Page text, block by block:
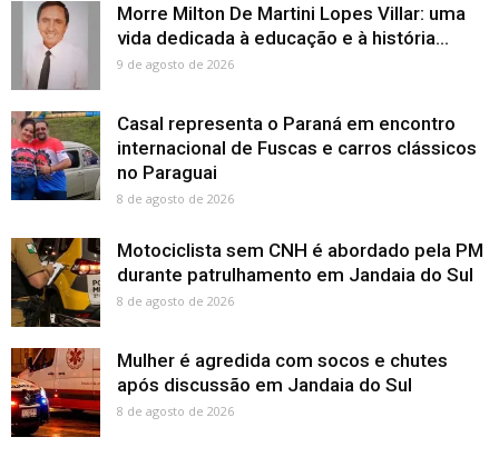
Morre Milton De Martini Lopes Villar: uma
vida dedicada à educação e à história...
9 de agosto de 2026
Casal representa o Paraná em encontro
internacional de Fuscas e carros clássicos
no Paraguai
8 de agosto de 2026
Motociclista sem CNH é abordado pela PM
durante patrulhamento em Jandaia do Sul
8 de agosto de 2026
Mulher é agredida com socos e chutes
após discussão em Jandaia do Sul
8 de agosto de 2026